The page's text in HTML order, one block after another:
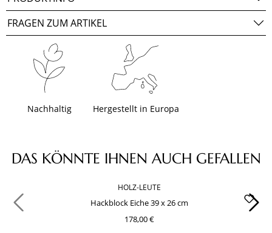
FRAGEN ZUM ARTIKEL
Nachhaltig Hergestellt in Europa
Produktgalerie überspringen
DAS KÖNNTE IHNEN AUCH GEFALLEN
HOLZ-LEUTE
Hackblock Eiche 39 x 26 cm
178,00 €